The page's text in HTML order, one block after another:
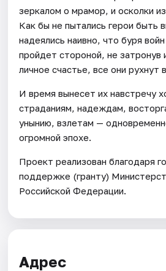
зеркалом о мрамор, и осколки
Как бы не пытались герои быть
надеялись наивно, что буря
пройдет стороной, не затронув
личное счастье, все они рухнут
И время вынесет их навстречу
страданиям, надеждам,
унынию, взлетам —
огромной эпохе.
Проект реализован благодаря
поддержке (гранту)
Российской Федерации.
Адрес